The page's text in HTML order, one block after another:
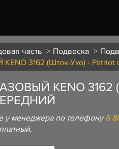
часть Подвеска
3162 (Шток-Ухо) - Patriot
KENO 3162
у менеджера по телефону8